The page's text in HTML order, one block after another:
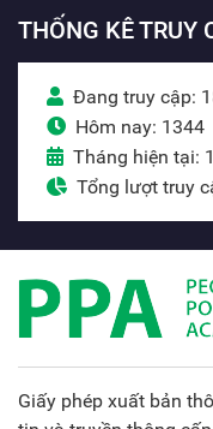
THỐNG KÊ TRUY
Đang truy cập:
Hôm nay: 1344
Tháng hiện tại:
Tổng lượt truy
Giấy phép xuất bản